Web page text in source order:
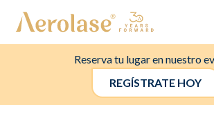
Reserva tu lugar en nuestro
REGÍSTRATE HOY